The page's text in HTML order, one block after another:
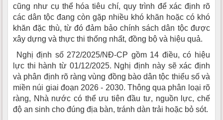
cũng như cụ thể hóa tiêu chí, quy trình để xác định rõ
các dân tộc đang còn gặp nhiều khó khăn hoặc có khó
khăn đặc thù, từ đó đảm bảo chính sách dân tộc được
xây dựng và thực thi thống nhất, đồng bộ và hiệu quả.
Nghị định số 272/2025/NĐ-CP gồm 14 điều, có hiệu
lực thi hành từ 01/12/2025. Nghị định này sẽ xác định
và phân định rõ ràng vùng đồng bào dân tộc thiểu số và
miền núi giai đoạn 2026 - 2030. Thông qua phân loại rõ
ràng, Nhà nước có thể ưu tiên đầu tư, nguồn lực, chế
độ an sinh cho đúng địa bàn, tránh dàn trải hoặc bỏ sót.